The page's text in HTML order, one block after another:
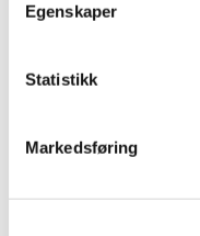
Egenskaper
Statistikk
Markedsføring